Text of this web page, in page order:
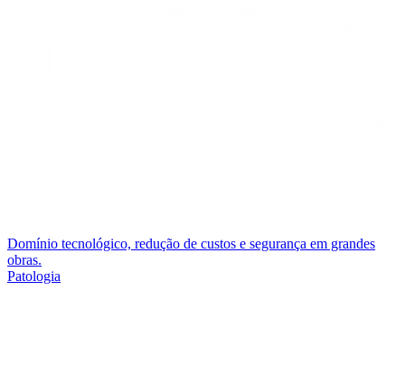
Domínio tecnológico, redução de custos e segurança em grandes
obras.
Patologia